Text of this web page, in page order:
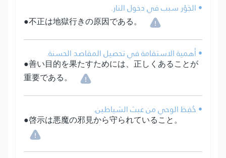
• الجَوْر سبب في دخول النار.
●不正は地獄行きの原因である。
• أهمية الاستقامة في تحصيل المقاصد الحسنة.
●善い目的を果たすためには、正しくあることが
重要である。
• حُفِظ الوحي من عبث الشياطين.
●啓示は悪魔の邪見から守られていること。